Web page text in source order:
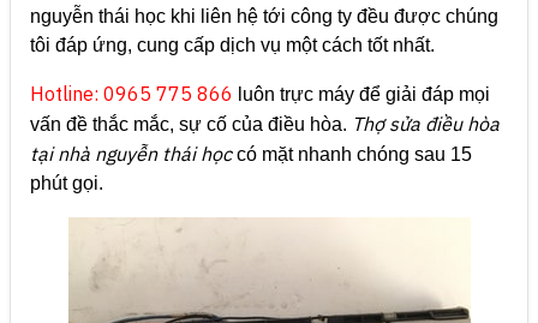
nguyễn thái học khi liên hệ tới công ty đều được chúng
tôi đáp ứng, cung cấp dịch vụ một cách tốt nhất.
Hotline: 0965 775 866
luôn trực máy để giải đáp mọi
vấn đề thắc mắc, sự cố của điều hòa. Thợ sửa điều hòa
tại nhà nguyễn thái họccó mặt nhanh chóng sau 15
phút gọi.